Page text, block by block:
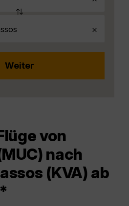
von
nach
(KVA) ab